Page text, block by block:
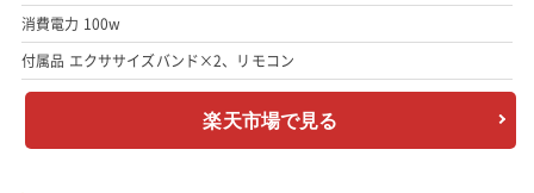
消費電力 100w
付属品 エクササイズバンド×2、リモコン
楽天市場で見る